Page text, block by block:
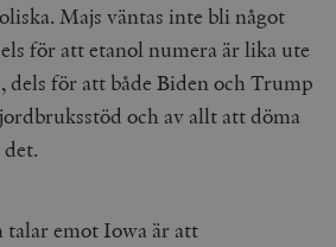
Majs väntas inte bli något
för att etanol numera är lika ute
dels för att både Biden och Trump
och av allt att döma
talar emot Iowa är att